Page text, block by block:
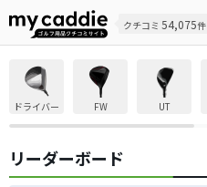
クチコミ 54,075件
ドライバー FW UT
リーダーボード